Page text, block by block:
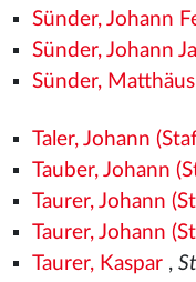
Sünder, Johann
Sünder, Johann
Sünder,
Taler, Johann
Tauber, Johann
Taurer, Johann
Taurer, Johann
Taurer, Kaspar,